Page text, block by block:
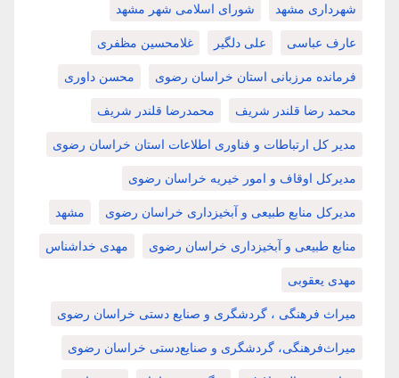
شهرداری مشهد شورای اسلامی شهر مشهد
عارف عباسی علی دلگیر غلامحسین مظفری
فرمانده مرزبانی استان خراسان رضوی محسن داوری
محمد رضا قلندر شریف محمدرضا قلندر شریف
مدیر کل ارتباطات و فناوری اطلاعات استان خراسان رضوی
مدیرکل اوقاف و امور خیریه خراسان رضوی
مدیرکل منابع طبیعی و آبخیزداری خراسان رضوی مشهد
منابع طبیعی و آبخیزداری خراسان رضوی مهدی خداشناس
مهدی یعقوبی
میراث فرهنگی ، گردشگری و صنایع دستی خراسان رضوی
میراث‌فرهنگی، گردشگری و صنایع‌دستی خراسان رضوی